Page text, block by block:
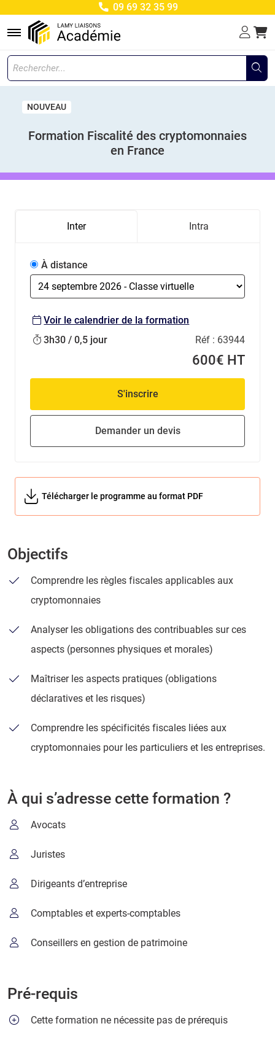
09 69 32 35 99
Menu
NOUVEAU
Formation Fiscalité des cryptomonnaies
en France
Inter Intra
À distance
Voir le calendrier de la formation
3h30 / 0,5 jour
Réf : 63944
600€ HT
S'inscrire
Demander un devis
Télécharger le programme au format PDF
Objectifs
Comprendre les règles fiscales applicables aux
cryptomonnaies
Analyser les obligations des contribuables sur ces
aspects (personnes physiques et morales)
Maîtriser les aspects pratiques (obligations
déclaratives et les risques)
Comprendre les spécificités fiscales liées aux
cryptomonnaies pour les particuliers et les entreprises.
À qui s’adresse cette formation ?
Avocats
Juristes
Dirigeants d’entreprise
Comptables et experts-comptables
Conseillers en gestion de patrimoine
Pré-requis
Cette formation ne nécessite pas de prérequis